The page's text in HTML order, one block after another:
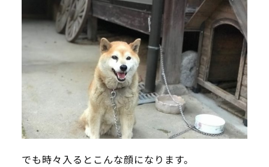
でも時々入るとこんな顔になります。